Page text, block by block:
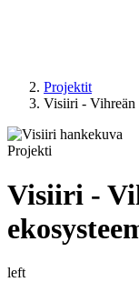
Projektit
Visiiri - Vihreän
Projekti
Visiiri -
left